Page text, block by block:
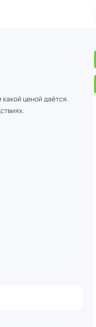
какой ценой даётся.